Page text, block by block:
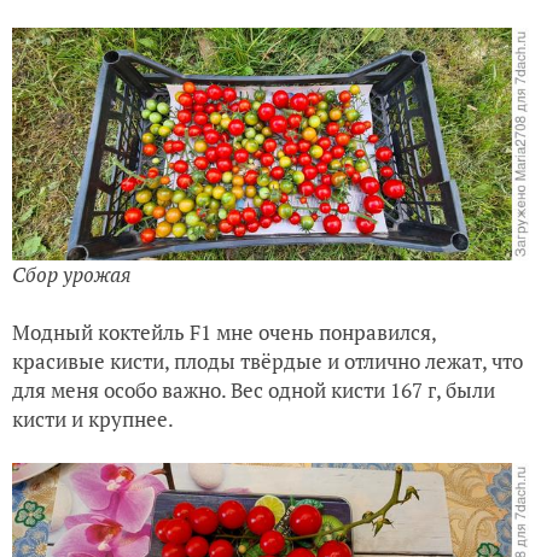
Сбор урожая
Модный коктейль F1 мне очень понравился,
красивые кисти, плоды твёрдые и отлично лежат, что
для меня особо важно. Вес одной кисти 167 г, были
кисти и крупнее.